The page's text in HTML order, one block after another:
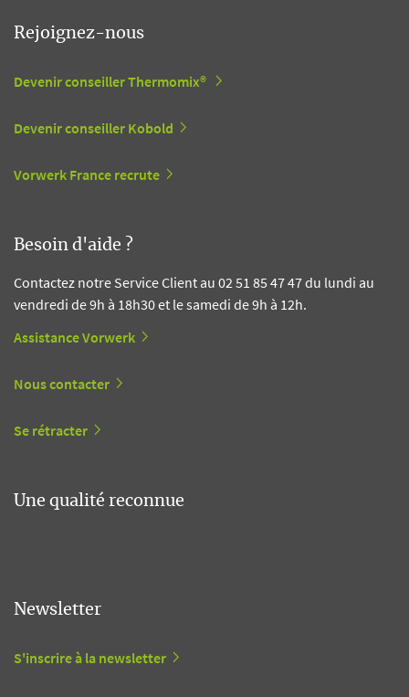
Rejoignez-nous
Devenir conseiller Thermomix®
Devenir conseiller Kobold
Vorwerk France recrute
Besoin d'aide ?
Contactez notre Service Client au 02 51 85 47 47 du lundi au
vendredi de 9h à 18h30 et le samedi de 9h à 12h.
Assistance Vorwerk
Nous contacter
Se rétracter
Une qualité reconnue
Newsletter
S'inscrire à la newsletter